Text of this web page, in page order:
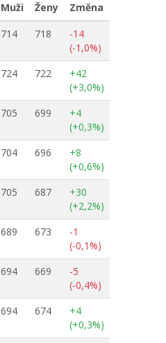
Muži Ženy
Změna
714 718
-14
(-1,0%)
724 722
+42
(+3,0%)
705 699
+4
(+0,3%)
704 696
+8
(+0,6%)
705 687
+30
(+2,2%)
689 673
-1
(-0,1%)
694 669
-5
(-0,4%)
694 674
+4
(+0,3%)